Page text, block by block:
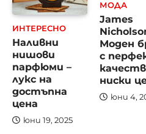
ИНТЕРЕСНО
Наливни
нишови
парфюми –
лукс на
достъпна
цена
юни 19, 2025
МОДА
James
Моден
с
ниски
юни 4,